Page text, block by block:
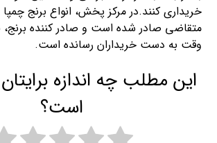
خریداری کنند.در مرکز پخش، انواع برنج
متقاضی صادر شده است و صادر کننده برنج،
وقت به دست خریداران رسانده است.
این مطلب چه اندازه
است؟